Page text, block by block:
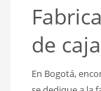
de
En Bogotá,